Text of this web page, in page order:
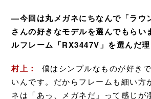
—今回は丸メガネにちなんで「ラウ
さんの好きなモデルを選んでもらい
ルフレーム「RX3447V」を選んだ理
村上：
僕はシンプルなものが好き
いんです。だからフレームも細い方
ネは「あっ、メガネだ」って感じが